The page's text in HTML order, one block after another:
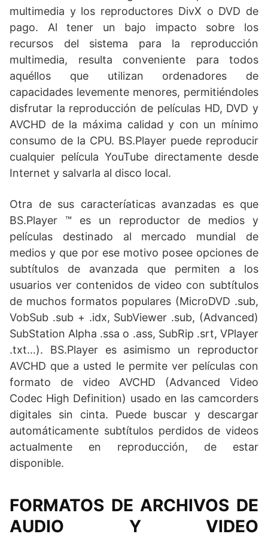
multimedia y los reproductores DivX o DVD de
pago. Al tener un bajo impacto sobre los
recursos del sistema para la reproducción
multimedia, resulta conveniente para todos
aquéllos que utilizan ordenadores de
capacidades levemente menores, permitiéndoles
disfrutar la reproducción de películas HD, DVD y
AVCHD de la máxima calidad y con un mínimo
consumo de la CPU. BS.Player puede reproducir
cualquier película YouTube directamente desde
Internet y salvarla al disco local.
Otra de sus caracteríaticas avanzadas es que
BS.Player ™ es un reproductor de medios y
películas destinado al mercado mundial de
medios y que por ese motivo posee opciones de
subtítulos de avanzada que permiten a los
usuarios ver contenidos de video con subtítulos
de muchos formatos populares (MicroDVD .sub,
VobSub .sub + .idx, SubViewer .sub, (Advanced)
SubStation Alpha .ssa o .ass, SubRip .srt, VPlayer
.txt…). BS.Player es asimismo un reproductor
AVCHD que a usted le permite ver películas con
formato de video AVCHD (Advanced Video
Codec High Definition) usado en las camcorders
digitales sin cinta. Puede buscar y descargar
automáticamente subtítulos perdidos de videos
actualmente en reproducción, de estar
disponible.
FORMATOS DE ARCHIVOS DE
AUDIO Y VIDEO